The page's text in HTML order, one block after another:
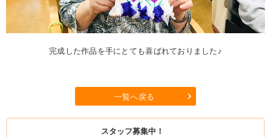
完成した作品を手にとても喜ばれておりました♪
一覧へ戻る
スタッフ募集中！